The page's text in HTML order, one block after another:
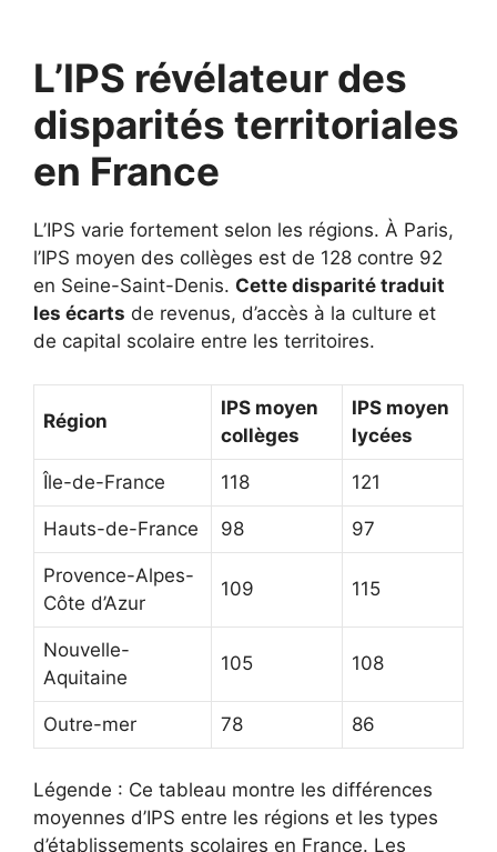
L’IPS révélateur des
disparités territoriales
en France
L’IPS varie fortement selon les régions. À Paris,
l’IPS moyen des collèges est de 128 contre 92
en Seine-Saint-Denis. Cette disparité traduit
les écarts de revenus, d’accès à la culture et
de capital scolaire entre les territoires.
Région
IPS moyen
collèges
IPS moyen
lycées
Île-de-France 118 121
Hauts-de-France 98 97
Provence-Alpes-
Côte d’Azur
109 115
Nouvelle-
Aquitaine
105 108
Outre-mer 78 86
Légende : Ce tableau montre les différences
moyennes d’IPS entre les régions et les types
d’établissements scolaires en France. Les